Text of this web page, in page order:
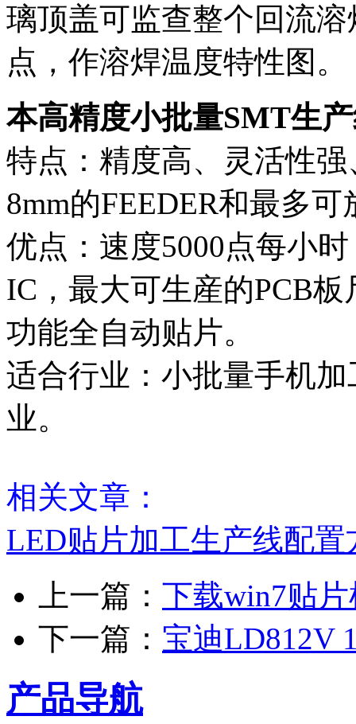
璃顶盖可监查整个回流
点，作溶焊温度特性图。
本高精度小批量SMT生
特点：精度高、灵活性
8mm的FEEDER和最多可
优点：速度5000点每小
IC，最大可生産的PCB板
功能全自动贴片。
适合行业：小批量手机
业。
相关文章：
LED贴片加工生产线配置
上一篇： 下载win7贴
下一篇： 宝迪LD812V
产品导航